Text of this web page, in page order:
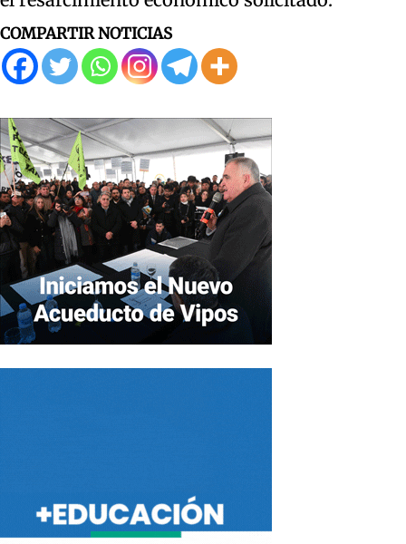
COMPARTIR NOTICIAS